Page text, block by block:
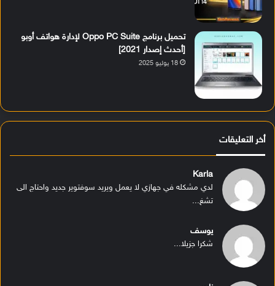
تحميل برنامج Oppo PC Suite لإدارة هواتف أوبو
[أحدث إصدار 2021]
18 يوليو 2025
أخر التعليقات
Karla
لدي مشكله في جهازي لا يعمل ويريد سوفتوير جديد واحتاج الى
تشغ...
يوسف
شكرا جزيلا...